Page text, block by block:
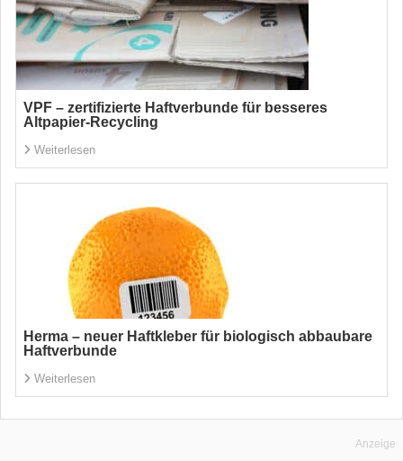
VPF – zertifizierte Haftverbunde für besseres
Altpapier-Recycling
Weiterlesen
Herma – neuer Haftkleber für biologisch abbaubare
Haftverbunde
Weiterlesen
Anzeige